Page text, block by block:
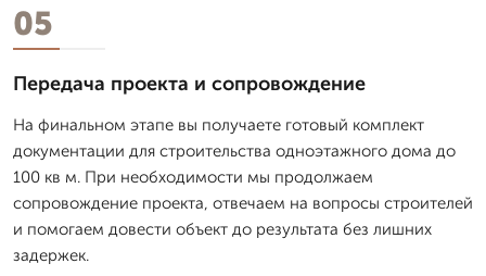
05
Передача проекта и сопровождение
На финальном этапе вы получаете готовый комплект
документации для строительства одноэтажного дома до
100 кв м. При необходимости мы продолжаем
сопровождение проекта, отвечаем на вопросы строителей
и помогаем довести объект до результата без лишних
задержек.